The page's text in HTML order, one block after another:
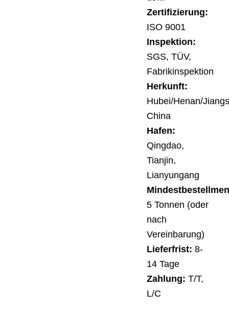
Zertifizierung:
ISO 9001
Inspektion:
SGS, TÜV,
Fabrikinspektion
Herkunft:
Hubei/Henan/
China
Hafen:
Qingdao,
Tianjin,
Lianyungang
5 Tonnen (oder
nach
Vereinbarung)
Lieferfrist: 8-
14 Tage
Zahlung: T/T,
L/C